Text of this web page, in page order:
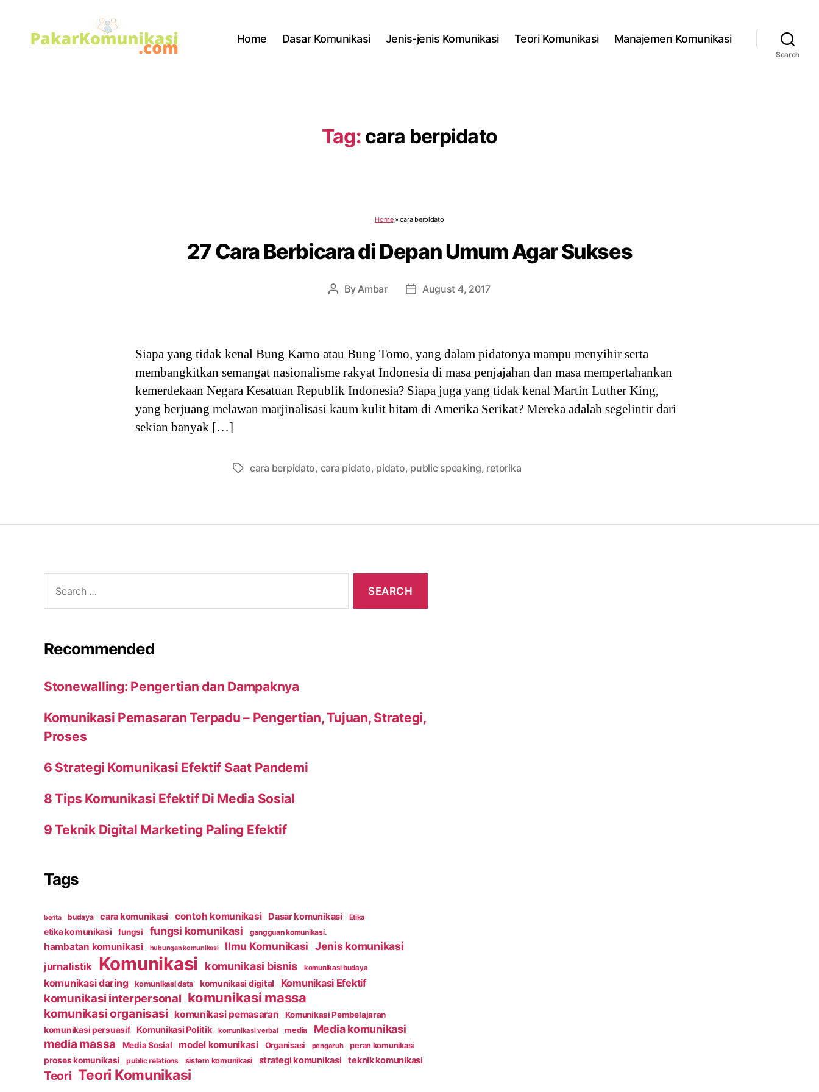
Home Dasar Komunikasi Jenis-jenis Komunikasi Teori Komunikasi Manajemen Komunikasi
Search
Tag: cara berpidato
Home»cara berpidato
27 Cara Berbicara di Depan Umum Agar Sukses
Post
ByAmbar
PostAugust 4, 2017
Siapa yang tidak kenal Bung Karno atau Bung Tomo, yang dalam pidatonya mampu menyihir serta
membangkitkan semangat nasionalisme rakyat Indonesia di masa penjajahan dan masa mempertahankan
kemerdekaan Negara Kesatuan Republik Indonesia? Siapa juga yang tidak kenal Martin Luther King,
yang berjuang melawan marjinalisasi kaum kulit hitam di Amerika Serikat? Mereka adalah segelintir dari
sekian banyak […]
Tagscara berpidato, cara pidato, pidato, public speaking, retorika
for:
Recommended
Stonewalling: Pengertian dan Dampaknya
Komunikasi Pemasaran Terpadu – Pengertian, Tujuan, Strategi,
Proses
6 Strategi Komunikasi Efektif Saat Pandemi
8 Tips Komunikasi Efektif Di Media Sosial
9 Teknik Digital Marketing Paling Efektif
Tags
berita budaya cara komunikasi contoh komunikasi Dasar komunikasi Etika
etika komunikasi fungsi fungsi komunikasi gangguan komunikasi.
hambatan komunikasi hubungan komunikasi Ilmu Komunikasi Jenis komunikasi
jurnalistik Komunikasi komunikasi bisnis komunikasi budaya
komunikasi daring komunikasi data komunikasi digital Komunikasi Efektif
komunikasi interpersonal komunikasi massa
komunikasi organisasi komunikasi pemasaran
Komunikasi Pembelajaran
komunikasi persuasif
Komunikasi Politik komunikasi verbal media Media komunikasi
media massa Media Sosial model komunikasi Organisasi pengaruh peran komunikasi
proses komunikasi public relations sistem komunikasi strategi komunikasi teknik komunikasi
Teori Teori Komunikasi